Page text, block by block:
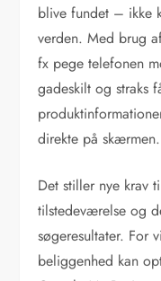
blive fundet – ikke
verden. Med brug
fx pege telefonen
gadeskilt og straks
direkte på skærmen.
Det stiller nye krav
tilstedeværelse og
søgeresultater. For
beliggenhed kan